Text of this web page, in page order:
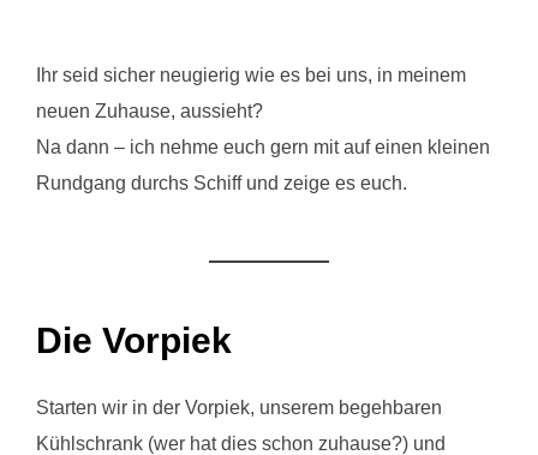
Ihr seid sicher neugierig wie es bei uns, in meinem
neuen Zuhause, aussieht?
Na dann – ich nehme euch gern mit auf einen kleinen
Rundgang durchs Schiff und zeige es euch.
Die Vorpiek
Starten wir in der Vorpiek, unserem begehbaren
Kühlschrank (wer hat dies schon zuhause?) und